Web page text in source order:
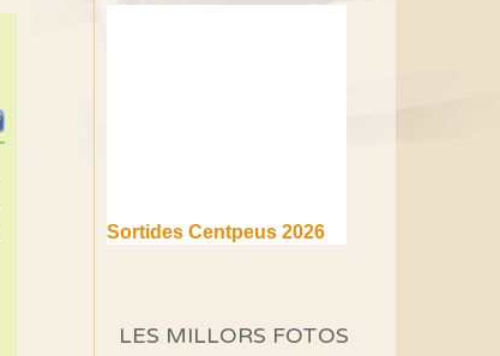
(1a part)
LES MILLORS FOTOS